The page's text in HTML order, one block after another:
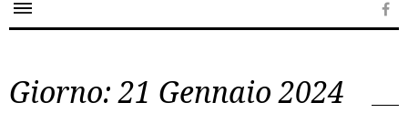
Giorno:21 Gennaio 2024